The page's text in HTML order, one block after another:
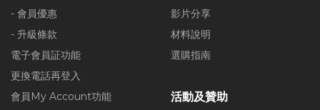
- 會員優惠
- 升級條款
電子會員証功能
更換電話再登入
會員My Account功能
影片分享
材料說明
選購指南
活動及贊助